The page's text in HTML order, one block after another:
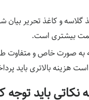
گلاسه و کاغذ تحریر
بیشتری است.
به صورت خاص و متفاوت
هزینه بالاتری باید
باید توجه